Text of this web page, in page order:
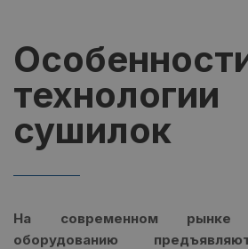
технологии
сушилок
На современном рынке
оборудованию